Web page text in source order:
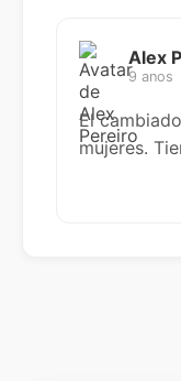
Alex
9 anos
El
mujeres.